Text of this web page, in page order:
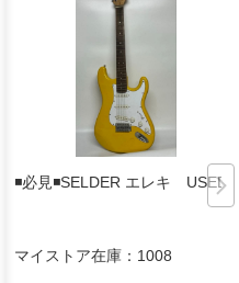
◾️必見◾️SELDER エレキ USED
マイストア在庫： 1008